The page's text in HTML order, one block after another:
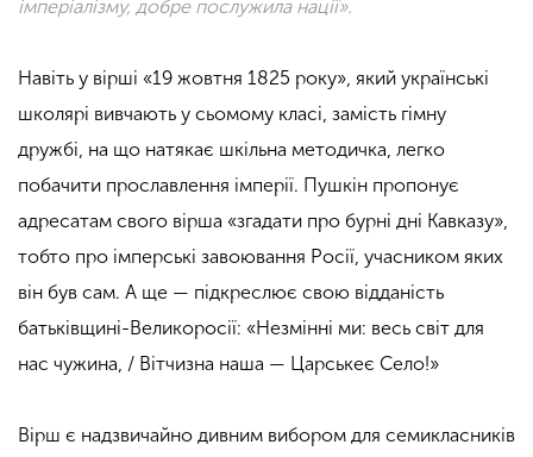
імперіалізму, добре послужила нації».
Навіть у вірші «19 жовтня 1825 року», який українські
школярі вивчають у сьомому класі, замість гімну
дружбі, на що натякає шкільна методичка, легко
побачити прославлення імперії. Пушкін пропонує
адресатам свого вірша «згадати про бурні дні Кавказу»,
тобто про імперські завоювання Росії, учасником яких
він був сам. А ще — підкреслює свою відданість
батьківщині-Великоросії: «Незмінні ми: весь світ для
нас чужина, / Вітчизна наша — Царськеє Село!»
Вірш є надзвичайно дивним вибором для семикласників